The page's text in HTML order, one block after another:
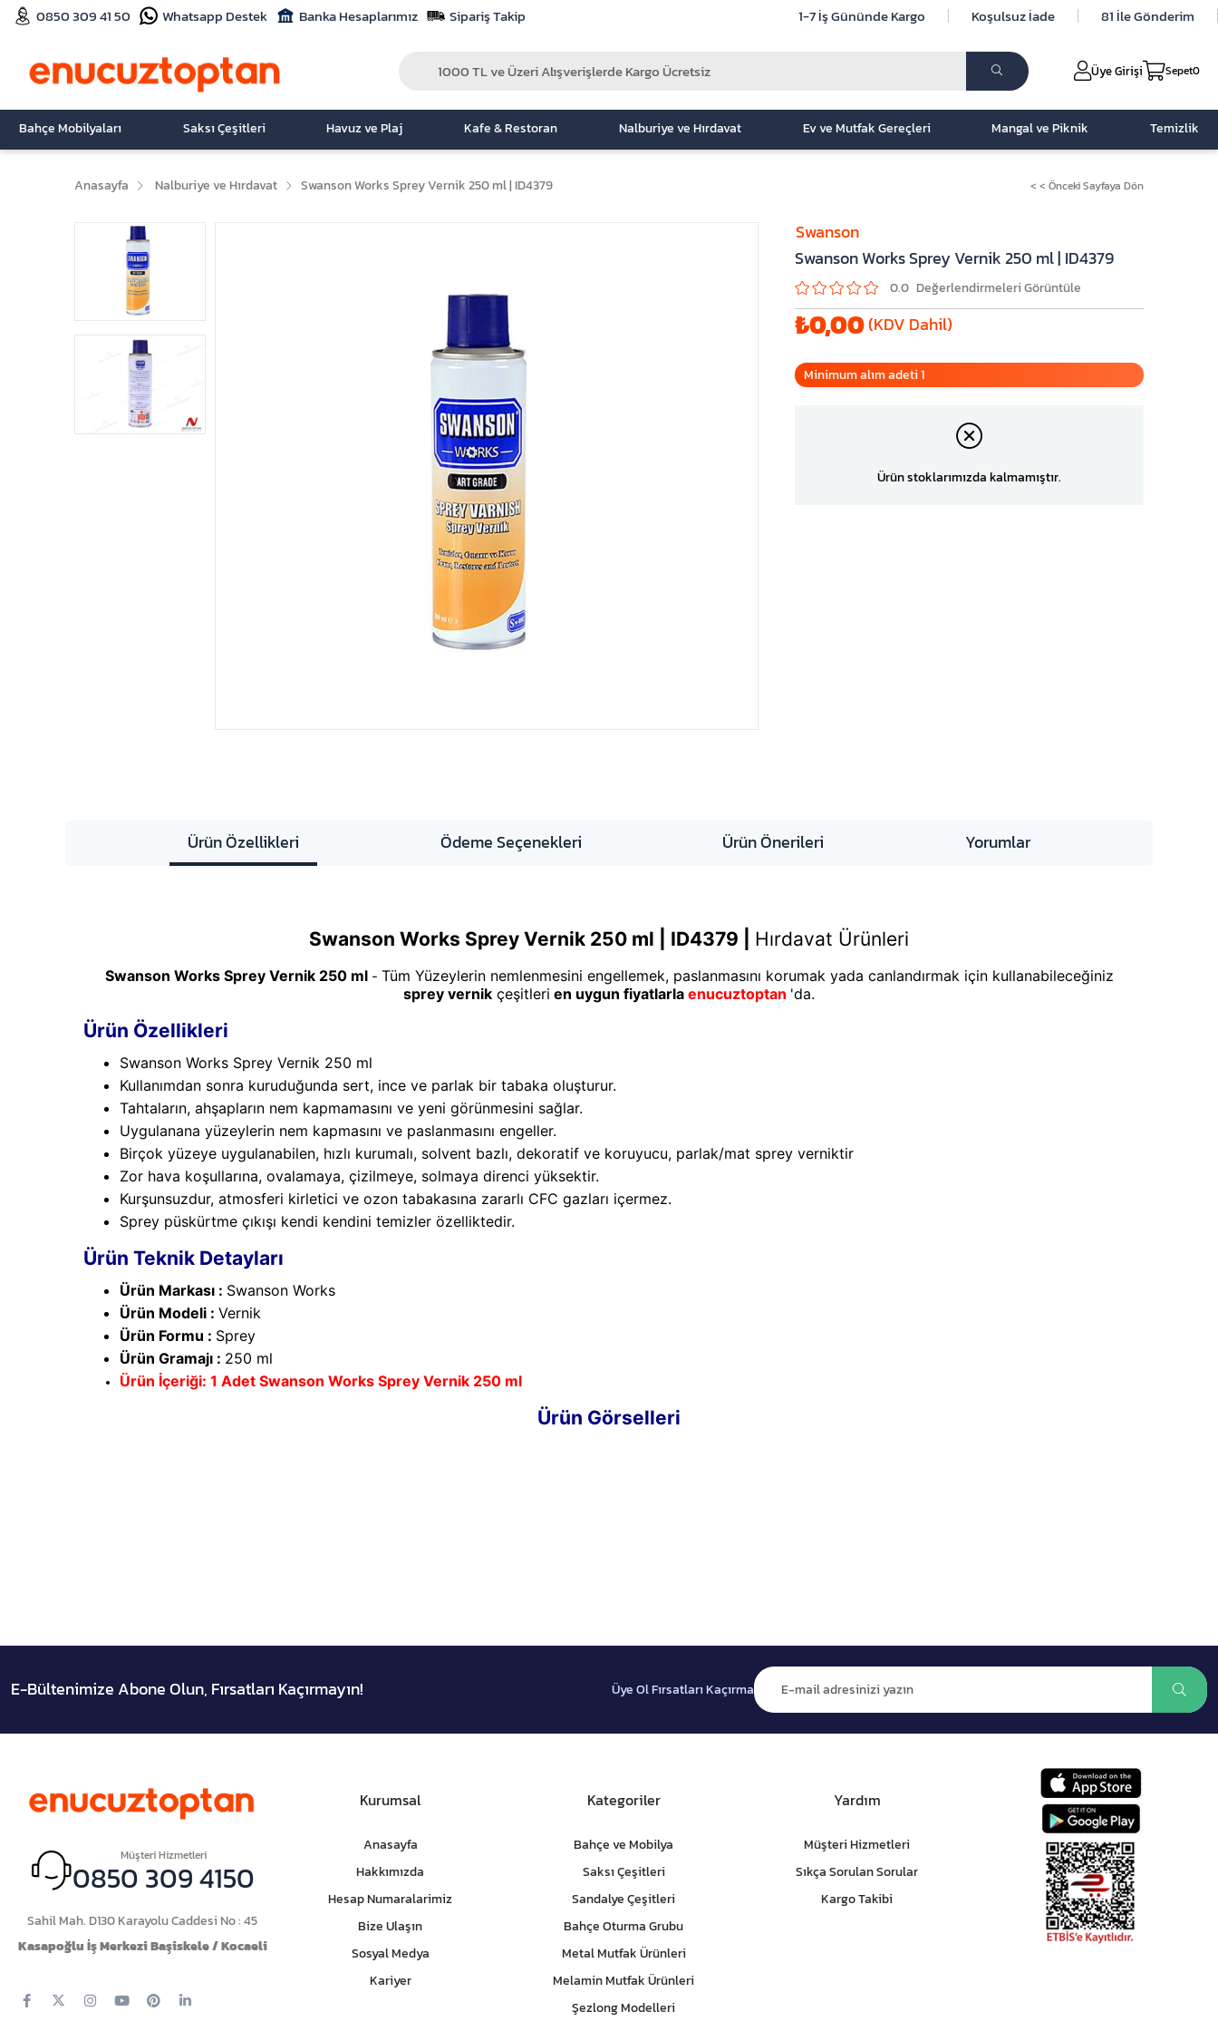
0850 309 41 50 Whatsapp Destek Banka Hesaplarımız Sipariş Takip 1-7 İş Gününde Kargo Koşulsuz İade 81 İle Gönderim
Üye Girişi Sepet0
Bahçe Mobilyaları Saksı Çeşitleri Havuz ve Plaj Kafe & Restoran Nalburiye ve Hırdavat Ev ve Mutfak Gereçleri Mangal ve Piknik Temizlik
Anasayfa Nalburiye ve Hırdavat Swanson Works Sprey Vernik 250 ml | ID4379 < < Önceki Sayfaya Dön
Swanson Works Sprey Vernik 250 ml | ID4379
0.0
₺0,00(KDV Dahil)
Swanson
Minimum alım adeti 1
Ürün stoklarımızda kalmamıştır.
Ürün Özellikleri Ödeme Seçenekleri Ürün Önerileri Yorumlar
Swanson Works Sprey Vernik 250 ml | ID4379 | Hırdavat Ürünleri
Swanson Works Sprey Vernik 250 ml- Tüm Yüzeylerin nemlenmesini engellemek, paslanmasını korumak yada canlandırmak için kullanabileceğiniz
sprey vernik çeşitleri en uygun fiyatlarla enucuztoptan 'da.
Ürün Özellikleri
Swanson Works Sprey Vernik 250 ml
Kullanımdan sonra kuruduğunda sert, ince ve parlak bir tabaka oluşturur.
Tahtaların, ahşapların nem kapmamasını ve yeni görünmesini sağlar.
Uygulanana yüzeylerin nem kapmasını ve paslanmasını engeller.
Birçok yüzeye uygulanabilen, hızlı kurumalı, solvent bazlı, dekoratif ve koruyucu, parlak/mat sprey verniktir
Zor hava koşullarına, ovalamaya, çizilmeye, solmaya direnci yüksektir.
Kurşunsuzdur, atmosferi kirletici ve ozon tabakasına zararlı CFC gazları içermez.
Sprey püskürtme çıkışı kendi kendini temizler özelliktedir.
Ürün Teknik Detayları
Ürün Markası : Swanson Works
Ürün Modeli : Vernik
Ürün Formu : Sprey
Ürün Gramajı : 250 ml
Ürün İçeriği: 1 Adet Swanson Works Sprey Vernik 250 ml
Ürün Görselleri
E-Bültenimize Abone Olun, Fırsatları Kaçırmayın! Üye Ol Fırsatları Kaçırma
Müşteri Hizmetleri
0850 309 4150
Sahil Mah. D130 Karayolu Caddesi No : 45
Kasapoğlu İş Merkezi Başiskele / Kocaeli
Kurumsal
Anasayfa
Hakkımızda
Hesap Numaralarimiz
Bize Ulaşın
Sosyal Medya
Kariyer
Kategoriler
Bahçe ve Mobilya
Saksı Çeşitleri
Sandalye Çeşitleri
Bahçe Oturma Grubu
Metal Mutfak Ürünleri
Melamin Mutfak Ürünleri
Şezlong Modelleri
Yardım
Müşteri Hizmetleri
Sıkça Sorulan Sorular
Kargo Takibi